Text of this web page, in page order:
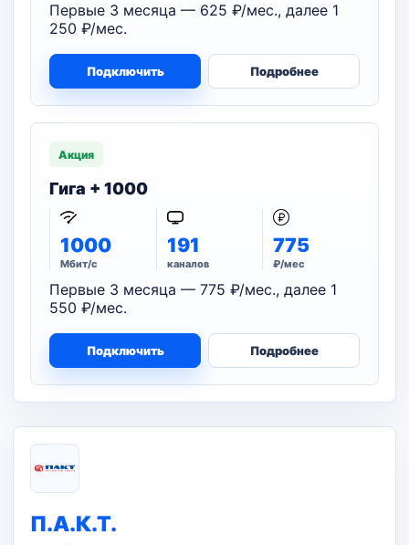
Первые 3 месяца — 625 ₽/мес., далее 1
250 ₽/мес.
Подключить Подробнее
Акция
Гига + 1000
1000
Мбит/с
191
каналов
775
₽/мес
Первые 3 месяца — 775 ₽/мес., далее 1
550 ₽/мес.
Подключить Подробнее
П.А.К.Т.